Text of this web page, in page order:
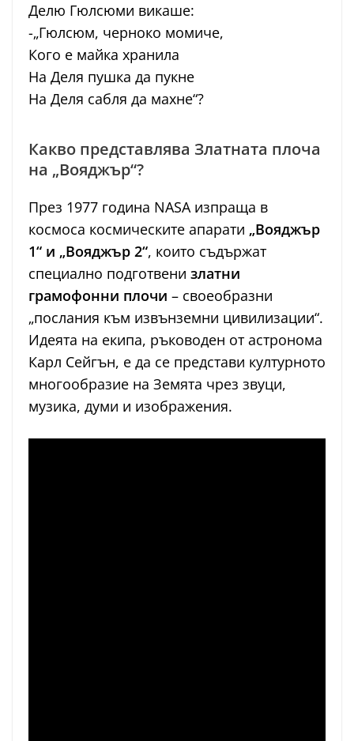
Делю Гюлсюми викаше:
-„Гюлсюм, черноко момиче,
Кого е майка хранила
На Деля пушка да пукне
На Деля сабля да махне“?
Какво представлява Златната плоча
на „Вояджър“?
През 1977 година NASA изпраща в
космоса космическите апарати „Вояджър
1“ и „Вояджър 2“, които съдържат
специално подготвени златни
грамофонни плочи – своеобразни
„послания към извънземни цивилизации“.
Идеята на екипа, ръководен от астронома
Карл Сейгън, е да се представи културното
многообразие на Земята чрез звуци,
музика, думи и изображения.